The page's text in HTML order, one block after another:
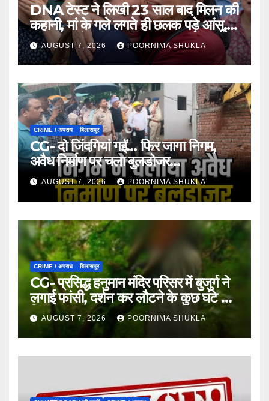
DNA टेस्ट ने लिखी 23 साल बाद मिलन की
कहानी, मां के गले लगते ही छलक पड़े आंसू,
भावुक कर देगी ये मुलाकात…
AUGUST 7, 2026 POORNIMA SHUKLA
CRIME / अपराध बिलासपुर
CG- दो जिंदगियां गईं… फिर जागा निगम,
अवैध निर्माण पर चला बुलडोजर…
AUGUST 7, 2026 POORNIMA SHUKLA
CRIME / अपराध बिलासपुर
CG- प्रसिद्ध हनुमान मंदिर परिसर में बुजुर्ग ने
लगाई फांसी, दर्शन कर लौटने के कुछ घंटे बाद
मिला शव…
AUGUST 7, 2026 POORNIMA SHUKLA